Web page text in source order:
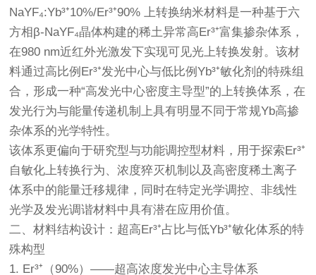
NaYF₄:Yb³⁺10%/Er³⁺90% 上转换纳米材料是一种基于六
方相β-NaYF₄晶体构建的稀土异常高Er³⁺富集掺杂体系，
在980 nm近红外光激发下实现可见光上转换发射。该材
料通过高比例Er³⁺发光中心与低比例Yb³⁺敏化剂的特殊组
合，形成一种“高发光中心密度主导型”的上转换体系，在
发光行为与能量传递机制上具有明显不同于常规Yb高掺
杂体系的光学特性。
该体系更偏向于研究型与功能调控型材料，用于探索Er³⁺
自敏化上转换行为、浓度猝灭机制以及高密度稀土离子
体系中的能量迁移规律，同时在特定光学调控、非线性
光学及发光调谐材料中具有潜在应用价值。
二、材料结构设计：超高Er³⁺占比与低Yb³⁺敏化体系的特
殊构型
1. Er³⁺（90%）——超高浓度发光中心主导体系